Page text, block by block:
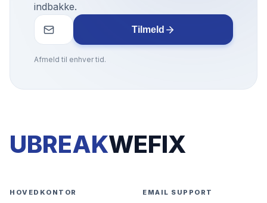
indbakke.
Tilmeld
Afmeld til enhver tid.
UBREAKWEFIX
HOVEDKONTOR EMAIL SUPPORT